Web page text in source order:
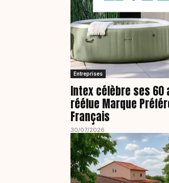
Entreprises
Intex célèbre ses 60
réélue Marque
Français
30/07/2026